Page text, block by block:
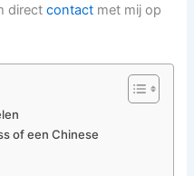
directcontact met mij op
of een Chinese